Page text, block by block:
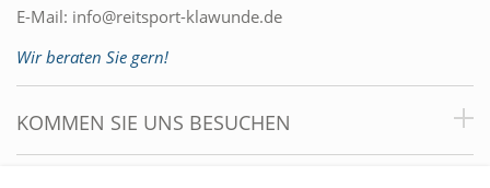
E-Mail: info@reitsport-klawunde.de
Wir beraten Sie gern!
KOMMEN SIE UNS BESUCHEN